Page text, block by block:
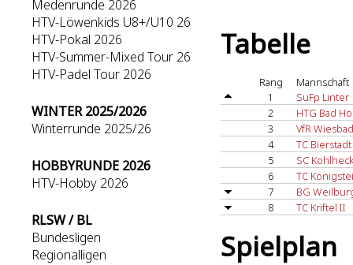
Medenrunde 2026
HTV-Löwenkids U8+/U10 26
HTV-Pokal 2026
HTV-Summer-Mixed Tour 26
HTV-Padel Tour 2026
WINTER 2025/2026
Winterrunde 2025/26
HOBBYRUNDE 2026
HTV-Hobby 2026
RLSW / BL
Bundesligen
Regionalligen
Tabelle
Rang
Mannschaft
1
SuFp Linter
2
HTG Bad
3
VfR
4
TC Bierstadt
5
SC Kohlheck
6
TC
7
BG
8
TC Kriftel II
Spielplan